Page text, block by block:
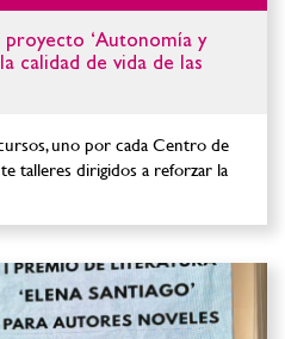
‘Autonomía y
calidad de vida de las
uno por cada Centro de
talleres dirigidos a reforzar la